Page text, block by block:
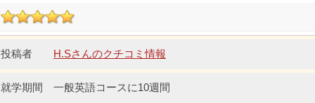
H.Sさんのクチコミ情報
一般英語コースに10週間